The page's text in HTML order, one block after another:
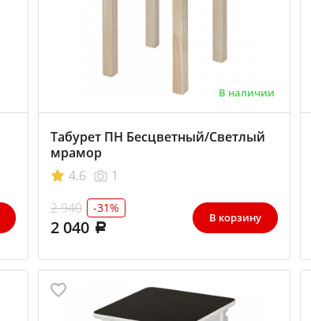
В наличии
Табурет ПН Бесцветный/Светлый
мрамор
4.6
1
2 940
-31%
2 040 В корзину